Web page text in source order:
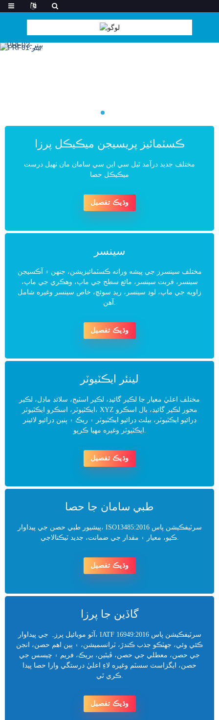
ڪسٽمائيز پريسيجن ميڪيڪل پرزا
مختلف جديد درآمد ٿيل سي اين سي سامان مان ٺهيل درست
ميڪيڪل حصا
وڌيڪ تفصيل
سينسر
مختلف سينسرز جي پيشه ورانه ڪسٽمائيزيشن، جنهن ۾ آڪسيجن
سينسر، قربت سينسر، مائع سطح جي ماپ، وهڪري جي ماپ،
زاويه جي ماپ، لوڊ سينسر، ريڊ سوئچ، خاص سينسر وغيره شامل
وڌيڪ تفصيل
لينئر ايڪٽيوٽر
مختلف اعليٰ معيار جا لڪير گائيڊ، لڪير اسٽيج، سلائڊ ماڊل، لڪير
ايڪٽيوٽر، اسڪرو ايڪٽيوٽر، XYZ محور لڪير گائيڊ، بال اسڪرو
ڊرائيو ايڪٽيوٽر، بيلٽ ڊرائيو ايڪٽيوٽر ۽ ريڪ ۽ پنين ڊرائيو لائينر
وڌيڪ تفصيل
طبي سامان جا حصا
پيشيور طبي حصن جي پيداوار، ISO13485:2016 سرٽيفڪيشن پاس
ڪيو، معيار ۽ مقدار جي ضمانت، جديد ٽيڪنالاجي.
وڌيڪ تفصيل
گاڏين جا پرزا
آٽو موبائيل پرزہ جي پيداوار، IATF 16949:2016 سرٽيفڪيشن پاس
ڪئي وئي، جھٽڪو جذب ڪندڙ، ٽرانسميشن، ۽ ٻين اهم حصن، انجن
جي حصن، معطلي جي حصن، ڦيٿين، بريڪ، فريم ۽ چيسس جي
حصن، ايگزاسٽ سسٽم وغيره لاءِ اعليٰ درستگي وارا حصا پيدا
ڪري ٿي.
وڌيڪ تفصيل